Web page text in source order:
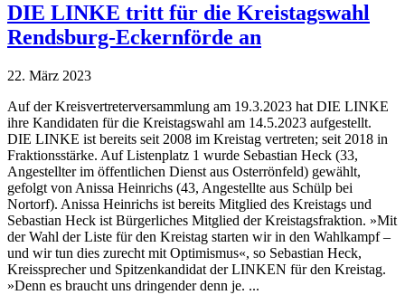
DIE LINKE tritt für die Kreistagswahl
Rendsburg-Eckernförde an
22. März 2023
Auf der Kreisvertreterversammlung am 19.3.2023 hat DIE LINKE
ihre Kandidaten für die Kreistagswahl am 14.5.2023 aufgestellt.
DIE LINKE ist bereits seit 2008 im Kreistag vertreten; seit 2018 in
Fraktionsstärke. Auf Listenplatz 1 wurde Sebastian Heck (33,
Angestellter im öffentlichen Dienst aus Osterrönfeld) gewählt,
gefolgt von Anissa Heinrichs (43, Angestellte aus Schülp bei
Nortorf). Anissa Heinrichs ist bereits Mitglied des Kreistags und
Sebastian Heck ist Bürgerliches Mitglied der Kreistagsfraktion. »Mit
der Wahl der Liste für den Kreistag starten wir in den Wahlkampf –
und wir tun dies zurecht mit Optimismus«, so Sebastian Heck,
Kreissprecher und Spitzenkandidat der LINKEN für den Kreistag.
»Denn es braucht uns dringender denn je. ...